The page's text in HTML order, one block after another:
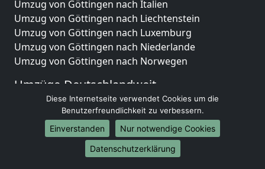
Umzug von Göttingen nach Italien
Umzug von Göttingen nach Liechtenstein
Umzug von Göttingen nach Luxemburg
Umzug von Göttingen nach Niederlande
Umzug von Göttingen nach Norwegen
Umzüge-Deutschlandweit
Umzug von Göttingen nach Berlin
Umzug von Göttingen nach Hamburg
Umzug von Göttingen nach München
Umzug von Göttingen nach Köln
Umzug von Göttingen nach Frankfurt am Main
Diese Internetseite verwendet Cookies um die
Benutzerfreundlichkeit zu verbessern.
Einverstanden
Nur notwendige Cookies
Datenschutzerklärung